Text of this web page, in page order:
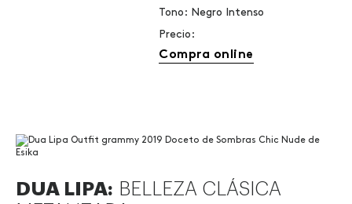
Tono: Negro Intenso
Precio:
Compra online
DUA LIPA: BELLEZA CLÁSICA